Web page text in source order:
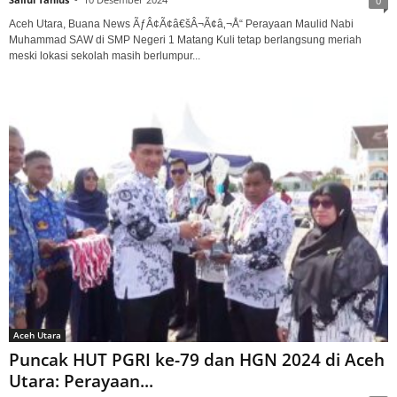
Aceh Utara, Buana News ÃƒÂ¢Ã¢â€šÂ¬Ã¢â‚¬Å“ Perayaan Maulid Nabi
Muhammad SAW di SMP Negeri 1 Matang Kuli tetap berlangsung meriah
meski lokasi sekolah masih berlumpur...
Aceh Utara
Puncak HUT PGRI ke-79 dan HGN 2024 di Aceh
Utara: Perayaan...